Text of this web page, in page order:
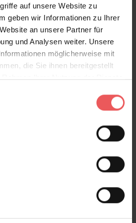
auf unsere Website zu
geben wir Informationen zu Ihrer
an unsere Partner für
und Analysen weiter. Unsere
möglicherweise mit
die Sie ihnen bereitgestellt
Ihrer Nutzung der Dienste
Produkt?